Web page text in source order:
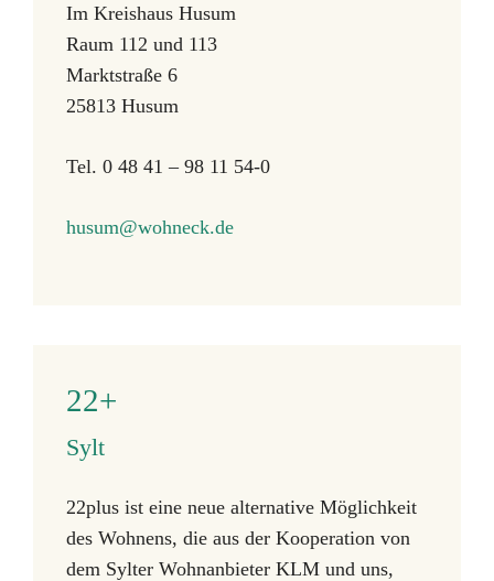
Im Kreishaus Husum
Raum 112 und 113
Marktstraße 6
25813 Husum
Tel. 0 48 41 – 98 11 54-0
husum@wohneck.de
22+
Sylt
22plus ist eine neue alternative Möglichkeit
des Wohnens, die aus der Kooperation von
dem Sylter Wohnanbieter KLM und uns,